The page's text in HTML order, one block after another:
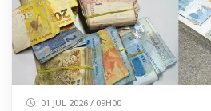
01 JUL 2026 / 09H00